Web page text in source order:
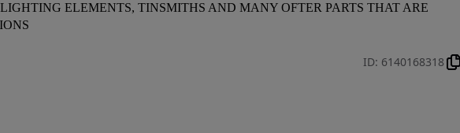
ELEMENTS, TINSMITHS AND MANY OFTER PARTS THAT ARE
ID: 6140168318